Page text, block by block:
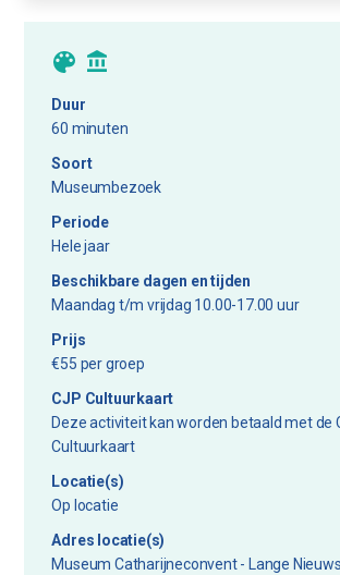
Duur
60 minuten
Soort
Museumbezoek
Periode
Hele jaar
Beschikbare dagen en tijden
Maandag t/m vrijdag 10.00-17.00 uur
Prijs
€55 per groep
CJP Cultuurkaart
Deze activiteit kan worden betaald met de
Cultuurkaart
Locatie(s)
Op locatie
Adres locatie(s)
Museum Catharijneconvent - Lange